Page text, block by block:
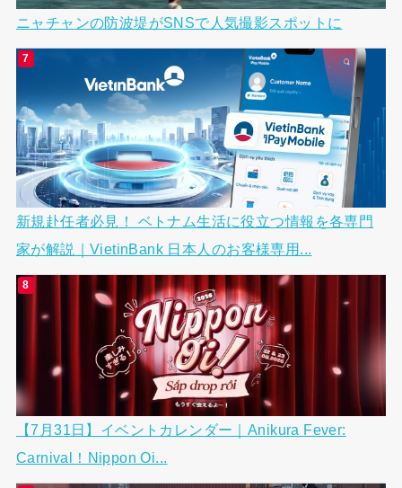
ニャチャンの防波堤がSNSで人気撮影スポットに
新規赴任者必見！ ベトナム生活に役立つ情報を各専門
家が解説｜VietinBank 日本人のお客様専用...
【7月31日】イベントカレンダー｜Anikura Fever:
Carnival！Nippon Oi...